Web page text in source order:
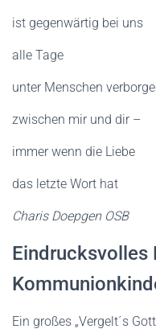
ist gegenwärtig bei uns
alle Tage
unter Menschen
zwischen mir und dir –
immer wenn die Liebe
das letzte Wort hat
Charis Doepgen OSB
Eindrucksvolles
Ein großes „Vergelt´s